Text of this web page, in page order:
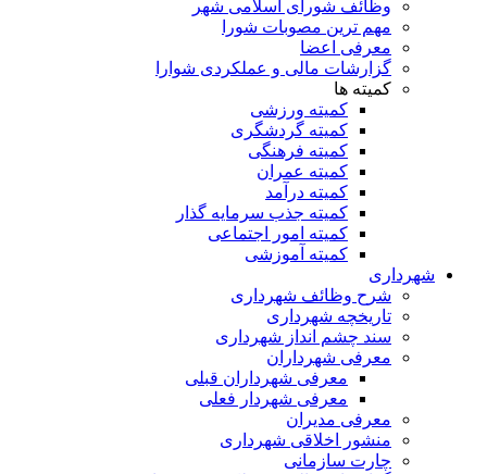
وظائف شورای اسلامی شهر
مهم ترین مصوبات شورا
معرفی اعضا
گزارشات مالی و عملکردی شوارا
کمیته ها
کمیته ورزشی
کمیته گردشگری
کمیته فرهنگی
کمیته عمران
کمیته درآمد
کمیته جذب سرمایه گذار
کمیته امور اجتماعی
کمیته آموزشی
شهرداری
شرح وظائف شهرداری
تاریخچه شهرداری
سند چشم انداز شهرداری
معرفی شهرداران
معرفی شهرداران قبلی
معرفی شهردار فعلی
معرفی مدیران
منشور اخلاقی شهرداری
چارت سازمانی